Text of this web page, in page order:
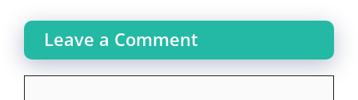
Leave a Comment